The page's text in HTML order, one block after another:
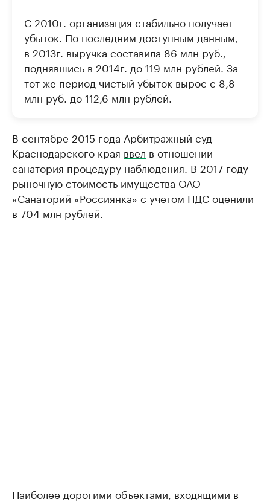
С 2010г. организация стабильно получает
убыток. По последним доступным данным,
в 2013г. выручка составила 86 млн руб.,
поднявшись в 2014г. до 119 млн рублей. За
тот же период чистый убыток вырос с 8,8
млн руб. до 112,6 млн рублей.
В сентябре 2015 года Арбитражный суд
Краснодарского края ввел в отношении
санатория процедуру наблюдения. В 2017 году
рыночную стоимость имущества ОАО
«Санаторий «Россиянка» с учетом НДСоценили
в 704 млн рублей.
Наиболее дорогими объектами, входящими в